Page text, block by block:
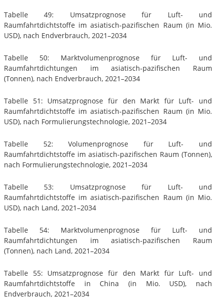
Tabelle 49: Umsatzprognose für Luft- und
Raumfahrtdichtstoffe im asiatisch-pazifischen Raum (in Mio.
USD), nach Endverbrauch, 2021–2034
Tabelle 50: Marktvolumenprognose für Luft- und
Raumfahrtdichtungen im asiatisch-pazifischen Raum
(Tonnen), nach Endverbrauch, 2021–2034
Tabelle 51: Umsatzprognose für den Markt für Luft- und
Raumfahrtdichtstoffe im asiatisch-pazifischen Raum (in Mio.
USD), nach Formulierungstechnologie, 2021–2034
Tabelle 52: Volumenprognose für Luft- und
Raumfahrtdichtstoffe im asiatisch-pazifischen Raum (Tonnen),
nach Formulierungstechnologie, 2021–2034
Tabelle 53: Umsatzprognose für Luft- und
Raumfahrtdichtstoffe im asiatisch-pazifischen Raum (in Mio.
USD), nach Land, 2021–2034
Tabelle 54: Marktvolumenprognose für Luft- und
Raumfahrtdichtungen im asiatisch-pazifischen Raum
(Tonnen), nach Land, 2021–2034
Tabelle 55: Umsatzprognose für den Markt für Luft- und
Raumfahrtdichtstoffe in China (in Mio. USD), nach
Endverbrauch, 2021–2034